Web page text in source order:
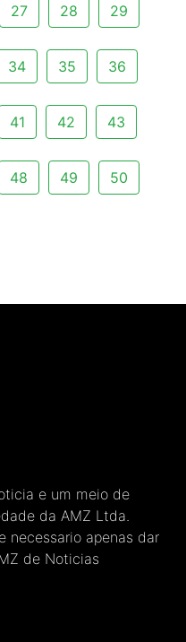
27 28 29
34 35 36
41 42 43
48 49 50
e um meio de
da AMZ Ltda.
necessario apenas dar
de Noticias